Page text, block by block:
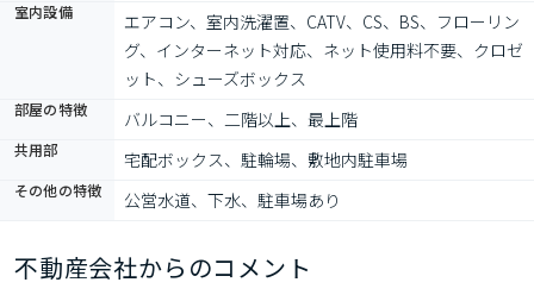
室内設備
エアコン、室内洗濯置、CATV、CS、BS、フローリン
グ、インターネット対応、ネット使用料不要、クロゼ
ット、シューズボックス
部屋の特徴 バルコニー、二階以上、最上階
共用部 宅配ボックス、駐輪場、敷地内駐車場
その他の特徴 公営水道、下水、駐車場あり
不動産会社からのコメント